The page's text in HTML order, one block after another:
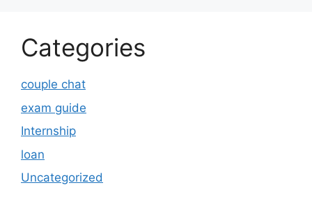
Categories
couple chat
exam guide
Internship
loan
Uncategorized